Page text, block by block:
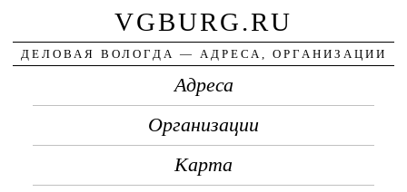
VGBURG.RU
ДЕЛОВАЯ ВОЛОГДА — АДРЕСА, ОРГАНИЗАЦИИ
Адреса
Организации
Карта